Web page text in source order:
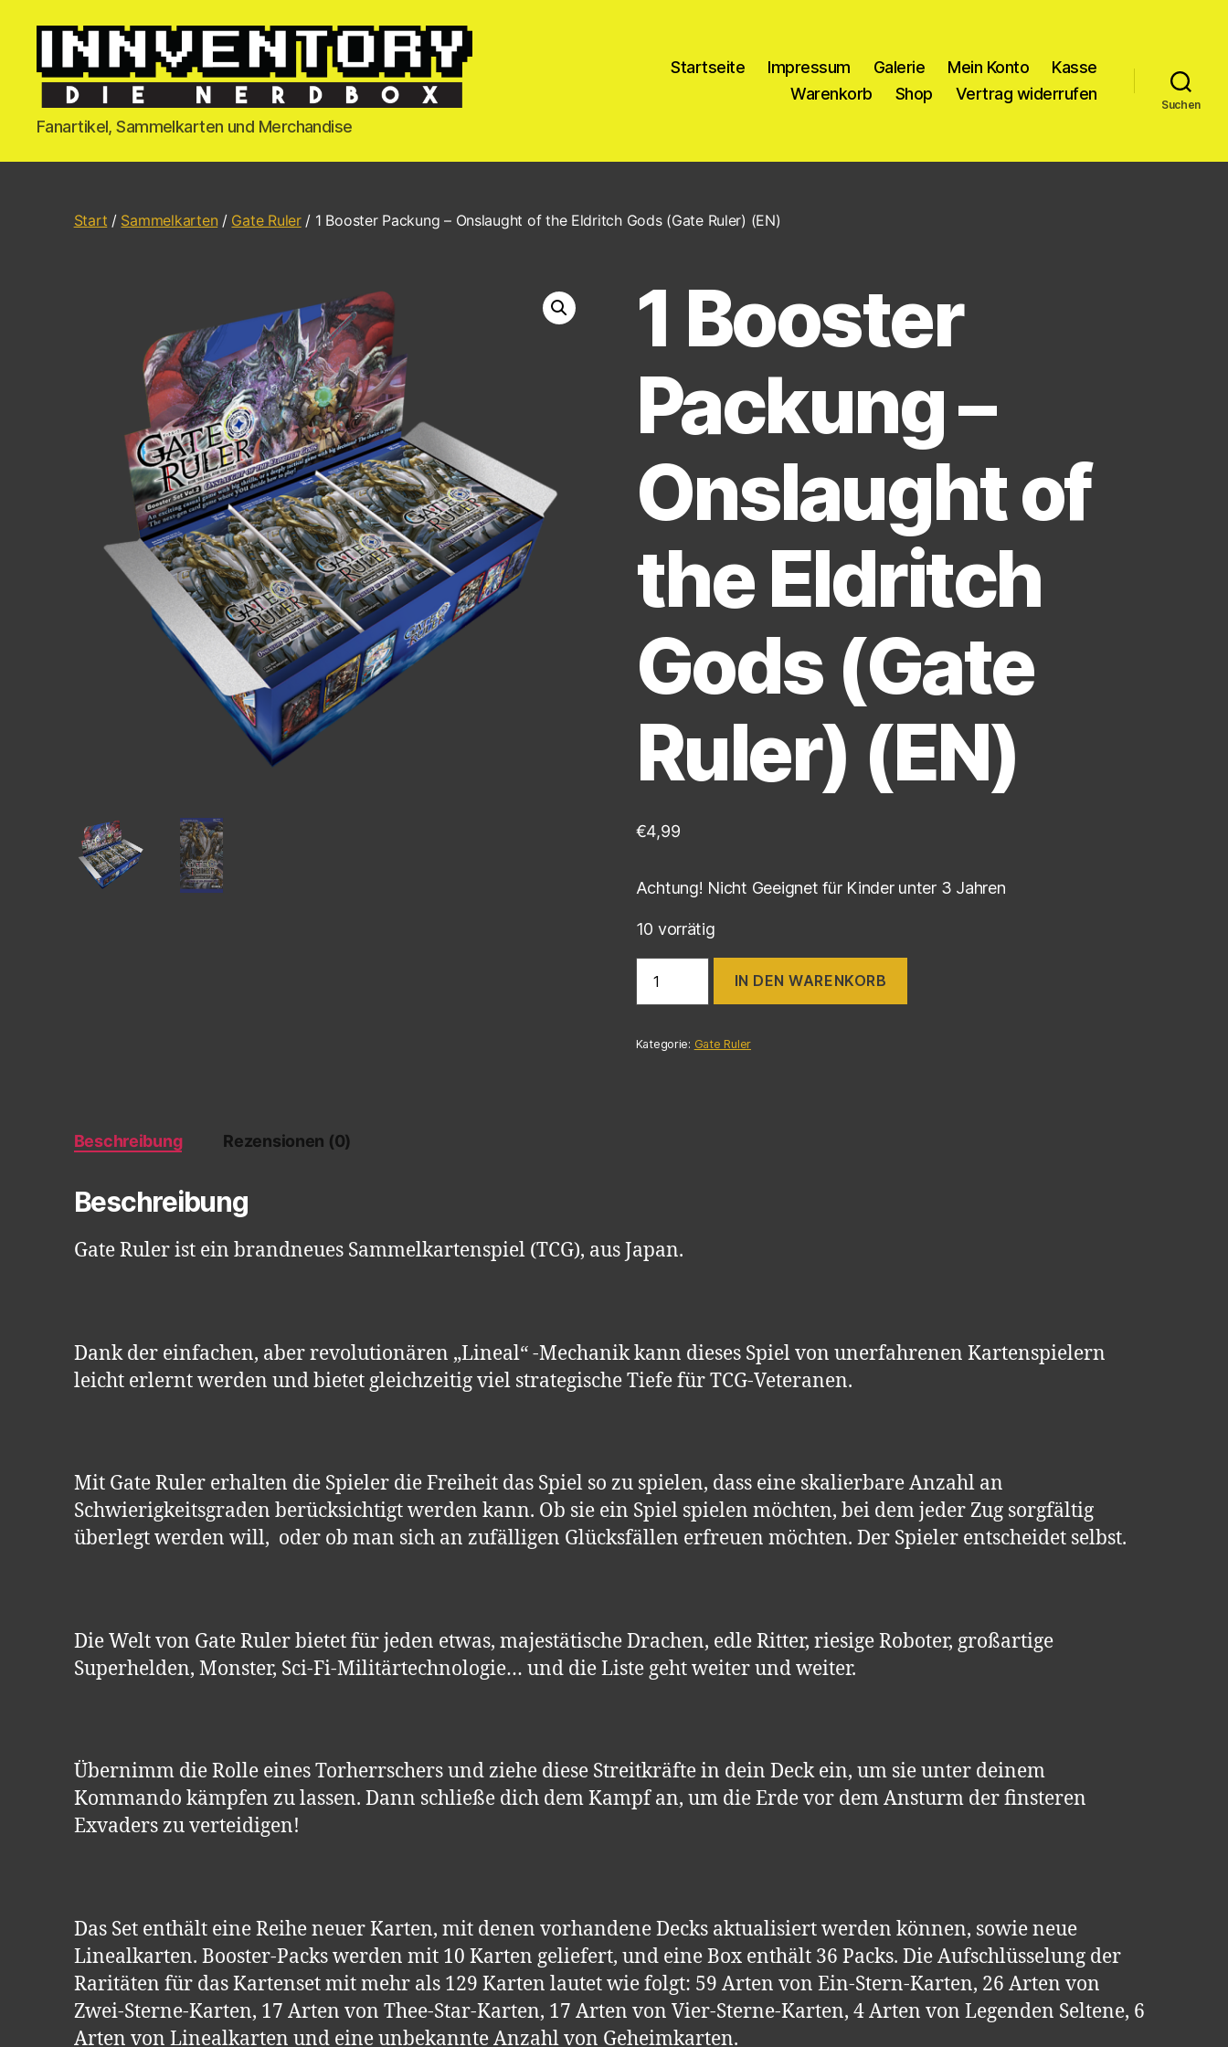
Fanartikel, Sammelkarten und Merchandise
Startseite Impressum Galerie Mein Konto
Kasse
Warenkorb
Shop Vertrag widerrufen
Suchen
Start / Sammelkarten / Gate Ruler/ 1 Booster Packung – Onslaught of the Eldritch Gods (Gate Ruler) (EN)
1 Booster
Packung –
Onslaught of
the Eldritch
Gods (Gate
Ruler) (EN)
€4,99
Achtung! Nicht Geeignet für Kinder unter 3 Jahren
10 vorrätig
IN DEN WARENKORB
Kategorie: Gate Ruler
Beschreibung Rezensionen (0)
Beschreibung
Gate Ruler ist ein brandneues Sammelkartenspiel (TCG), aus Japan.
Dank der einfachen, aber revolutionären „Lineal“ -Mechanik kann dieses Spiel von unerfahrenen Kartenspielern
leicht erlernt werden und bietet gleichzeitig viel strategische Tiefe für TCG-Veteranen.
Mit Gate Ruler erhalten die Spieler die Freiheit das Spiel so zu spielen, dass eine skalierbare Anzahl an
Schwierigkeitsgraden berücksichtigt werden kann. Ob sie ein Spiel spielen möchten, bei dem jeder Zug sorgfältig
überlegt werden will, oder ob man sich an zufälligen Glücksfällen erfreuen möchten. Der Spieler entscheidet selbst.
Die Welt von Gate Ruler bietet für jeden etwas, majestätische Drachen, edle Ritter, riesige Roboter, großartige
Superhelden, Monster, Sci-Fi-Militärtechnologie… und die Liste geht weiter und weiter.
Übernimm die Rolle eines Torherrschers und ziehe diese Streitkräfte in dein Deck ein, um sie unter deinem
Kommando kämpfen zu lassen. Dann schließe dich dem Kampf an, um die Erde vor dem Ansturm der finsteren
Exvaders zu verteidigen!
Das Set enthält eine Reihe neuer Karten, mit denen vorhandene Decks aktualisiert werden können, sowie neue
Linealkarten. Booster-Packs werden mit 10 Karten geliefert, und eine Box enthält 36 Packs. Die Aufschlüsselung der
Raritäten für das Kartenset mit mehr als 129 Karten lautet wie folgt: 59 Arten von Ein-Stern-Karten, 26 Arten von
Zwei-Sterne-Karten, 17 Arten von Thee-Star-Karten, 17 Arten von Vier-Sterne-Karten, 4 Arten von Legenden Seltene, 6
Arten von Linealkarten und eine unbekannte Anzahl von Geheimkarten.